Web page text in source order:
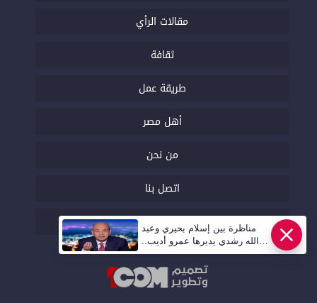
مقالات الرأي
ثقافة
طريقة عمل
أهل مصر
من نحن
اتصل بنا
السياسة التحريرية
مناظرة بين إسلام بحيري وعبد
الله رشدي يديرها عمرو أديب..
قريبا | أهل مصر